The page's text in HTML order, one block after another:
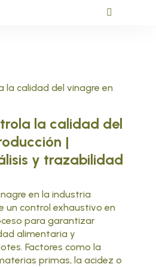
la calidad del
|
y trazabilidad
en la industria
un control exhaustivo en
para garantizar
alimentaria y
Factores como la
primas, la acidez o